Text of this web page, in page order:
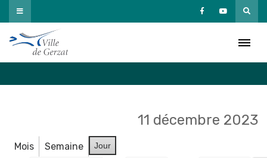
Passer
au
contenu
11 décembre 2023
Mois Semaine Jour